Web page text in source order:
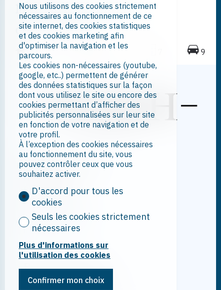
Maison individuelle
CHF 1'390'000.-
227 m² 9
Contactez-nous
NDMH Sàrl
Rue de la Poste 7
1920 Martigny
Tél.027 722 80 00
info@ndmh.ch
Restez connecté
Ne laissez aucun bien vous
Nous utilisons des cookies strictement
nécessaires au fonctionnement de ce
site internet, des cookies statistiques
et des cookies marketing afin
d'optimiser la navigation et les
parcours.
Les cookies non-nécessaires (youtube,
google, etc..) permettent de générer
des données statistiques sur la façon
dont vous utilisez le site ou encore des
cookies permettant d’afficher des
publicités personnalisées sur leur site
en fonction de votre navigation et de
votre profil.
À l’exception des cookies nécessaires
au fonctionnement du site, vous
pouvez contrôler ceux que vous
souhaitez activer.
D'accord pour tous les
cookies
Seuls les cookies strictement
nécessaires
Plus d'informations sur
l'utilisation des cookies
Confirmer mon choix